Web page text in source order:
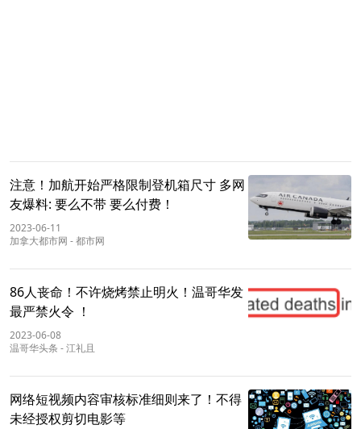
注意！加航开始严格限制登机箱尺寸 多网
友爆料: 要么不带 要么付费！
2023-06-11
加拿大都市网 -都市网
86人丧命！不许烧烤禁止明火！温哥华发
最严禁火令 ！
2023-06-08
温哥华头条 -江礼且
网络短视频内容审核标准细则来了！不得
未经授权剪切电影等